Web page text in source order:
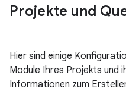
Projekte und
Hier sind einige
Module Ihres Projekts und
Informationen zum